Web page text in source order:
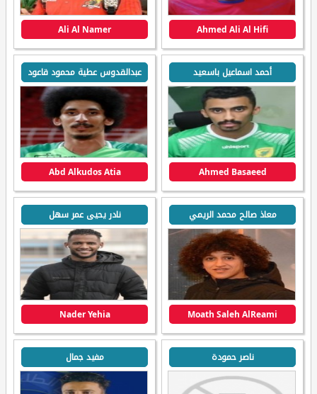
Ahmed Ali Al Hifi
Ali Al Namer
أحمد اسماعيل باسعيد
Ahmed Basaeed
عبدالقدوس عطية محمود قاعود
Abd Alkudos Atia
معاذ صالح محمد الريمي
Moath Saleh AlReami
نادر يحيى عمر سهل
Nader Yehia
ناصر حمودة مفيد جمال